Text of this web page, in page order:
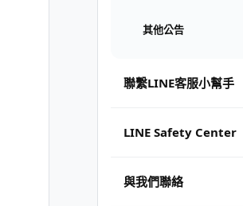
其他公告
聯繫LINE客服小幫手
LINE Safety Center
與我們聯絡